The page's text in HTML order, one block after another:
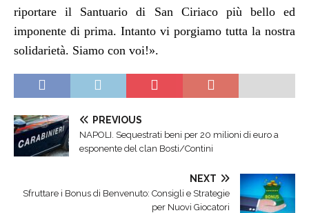
riportare il Santuario di San Ciriaco più bello ed
imponente di prima. Intanto vi porgiamo tutta la nostra
solidarietà. Siamo con voi!».
PREVIOUS
NAPOLI. Sequestrati beni per 20 milioni di euro a
esponente del clan Bosti/Contini
NEXT
Sfruttare i Bonus di Benvenuto: Consigli e Strategie
per Nuovi Giocatori